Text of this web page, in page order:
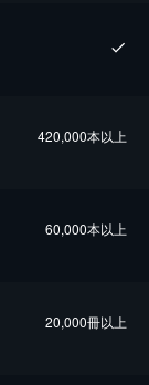
420,000本以上
60,000本以上
20,000冊以上